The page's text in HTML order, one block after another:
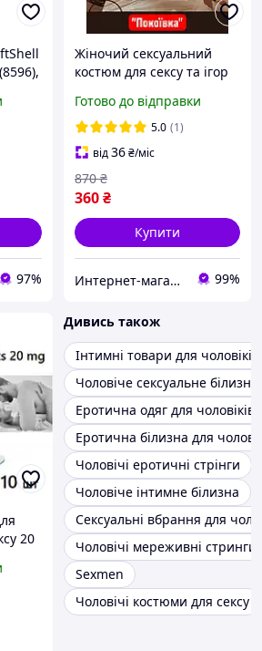
97%
Жіночий сексуальний
костюм для сексу та ігор
рольових ігор "Role-
playing costume"
Готово до відправки
5.0 (1)
від36₴/міс
360₴
870 ₴
Купити
Интернет-магазин IKA 99%
20
Дивись також
Інтимні товари для чоловіків
Чоловіче сексуальне білизна
Еротична одяг для чоловіків
Еротична білизна для
Чоловічі еротичні стрінги
Чоловіче інтимне білизна
Сексуальні вбрання для
Чоловічі мереживні стринги
Sexmen
Чоловічі костюми для сексу